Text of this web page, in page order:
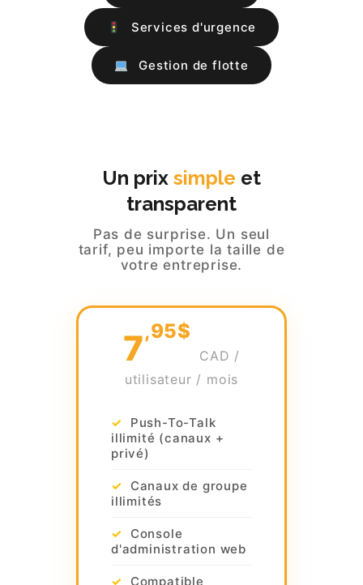
Services d'urgence
Gestion de flotte
Un prix simple et
transparent
Pas de surprise. Un seul
tarif, peu importe la taille de
votre entreprise.
7,95$
CAD /
utilisateur / mois
Push-To-Talk
illimité (canaux +
privé)
Canaux de groupe
illimités
Console
d'administration web
Compatible